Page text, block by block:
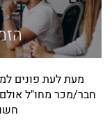
מעת לעת פונים
חבר/מכר מחו"ל